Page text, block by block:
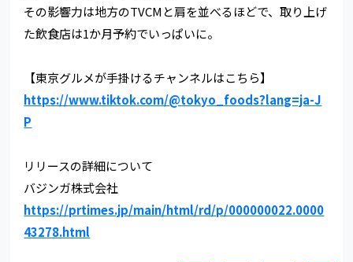
その影響力は地方のTVCMと肩を並べるほどで、取り上げ
た飲食店は1か月予約でいっぱいに。
【東京グルメが手掛けるチャンネルはこちら】
https://www.tiktok.com/@tokyo_foods?lang=ja-J
P
リリースの詳細について
バジンガ株式会社
https://prtimes.jp/main/html/rd/p/000000022.0000
43278.html